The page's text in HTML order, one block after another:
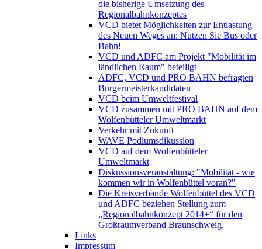
die bisherige Umsetzung des
Regionalbahnkonzeptes
VCD bietet Möglichkeiten zur Entlastung
des Neuen Weges an: Nutzen Sie Bus oder
Bahn!
VCD und ADFC am Projekt "Mobilität im
ländlichen Raum" beteiligt
ADFC, VCD und PRO BAHN befragten
Bürgermeisterkandidaten
VCD beim Umweltfestival
VCD zusammen mit PRO BAHN auf dem
Wolfenbütteler Umweltmarkt
Verkehr mit Zukunft
WAVE Podiumsdikussion
VCD auf dem Wolfenbütteler
Umweltmarkt
Diskussionsveranstaltung: "Mobilität - wie
kommen wir in Wolfenbüttel voran?"
Die Kreisverbände Wolfenbüttel des VCD
und ADFC beziehen Stellung zum
„Regionalbahnkonzept 2014+“ für den
Großraumverband Braunschweig.
Links
Impressum